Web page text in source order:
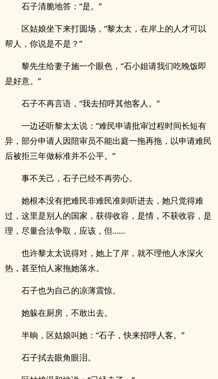
石子清脆地答：“是。”
区姑娘坐下来打圆场，“黎太太，在岸上的人才可以
帮人，你说是不是？”
黎先生给妻子施一个眼色，“石小姐请我们吃晚饭即
是好意。”
石子不再言语，“我去招呼其他客人。”
一边还听黎太太说：“难民申请批审过程时间长短有
异，部分申请人因陪审员不能出庭一拖再拖，以申请难民
后被拒三年做标准并不公平。”
事不关己，石子已经不再劳心。
她根本没有把难民非难民准则听进去，她只觉得难
过，这里是别人的国家，获得收容，是情，不获收容，是
理，尽量合法争取，应该，但……
也许黎太太说得对，她上了岸，就不理他人水深火
热，甚至怕人家拖她落水。
石子也为自己的凉薄震惊。
她躲在厨房，不敢出去。
半晌，区姑娘叫她：“石子，快来招呼人客。”
石子拭去眼角眼泪。